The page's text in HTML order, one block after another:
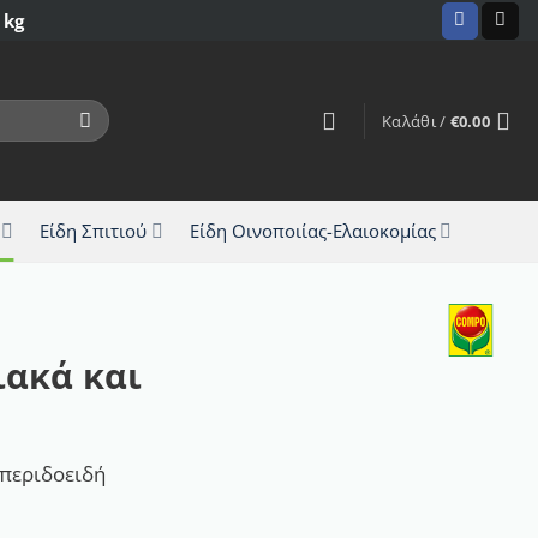
Καλάθι / €0.00
Είδη Σπιτιού Είδη Οινοποιίας-Ελαιοκομίας
και